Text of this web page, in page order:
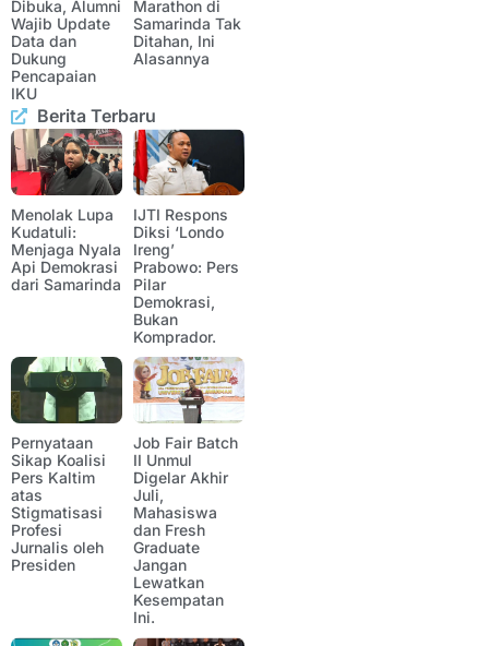
Dibuka, Alumni
Wajib Update
Data dan
Dukung
Pencapaian
IKU
Marathon di
Samarinda Tak
Ditahan, Ini
Alasannya
Berita Terbaru
Menolak Lupa
Kudatuli:
Menjaga Nyala
Api Demokrasi
dari Samarinda
IJTI Respons
Diksi ‘Londo
Ireng’
Prabowo: Pers
Pilar
Demokrasi,
Bukan
Komprador.
Pernyataan
Sikap Koalisi
Pers Kaltim
atas
Stigmatisasi
Profesi
Jurnalis oleh
Presiden
Job Fair Batch
II Unmul
Digelar Akhir
Juli,
Mahasiswa
dan Fresh
Graduate
Jangan
Lewatkan
Kesempatan
Ini.